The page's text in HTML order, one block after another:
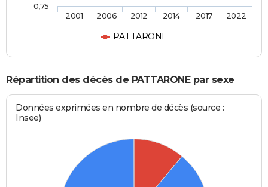
PATTARONE
2001 2006 2012 2014 2017 2022
0,75
Répartition des décès de PATTARONE par sexe
Données exprimées en nombre de décès (source :
Insee)